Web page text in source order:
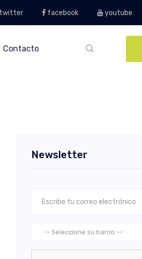
twitter facebook youtube
Contacto
Newsletter